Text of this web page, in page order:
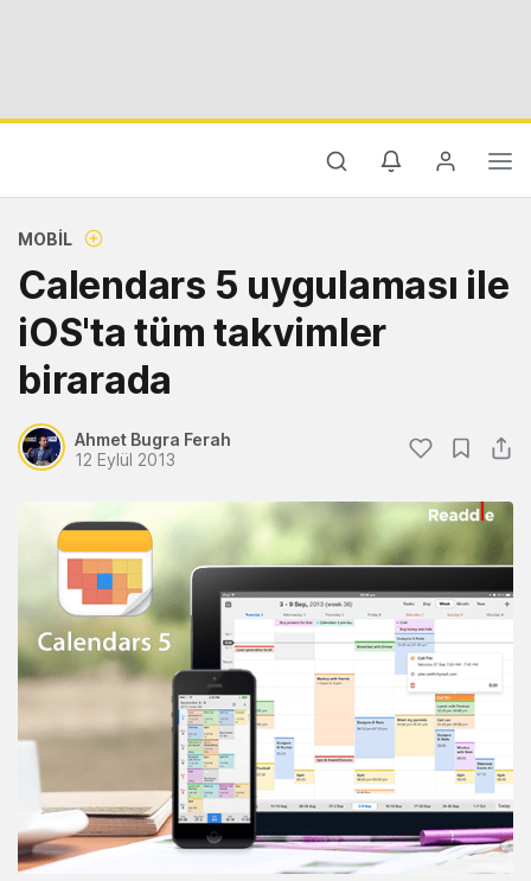
MOBIL
Calendars 5 uygulaması ile
iOS'ta tüm takvimler
birarada
Ahmet Bugra Ferah
12 Eylül 2013